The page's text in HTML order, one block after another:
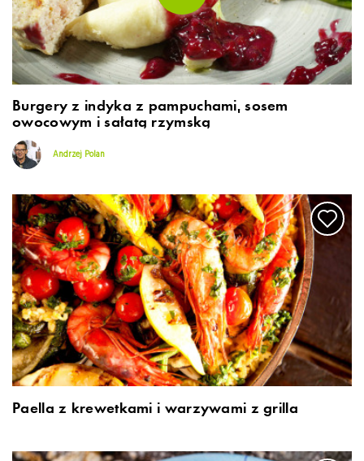
Burgery z indyka z pampuchami, sosem
owocowym i sałatą rzymską
Andrzej Polan
Paella z krewetkami i warzywami z grilla